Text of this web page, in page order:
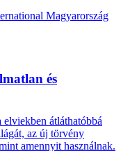
Magyarország
és
elviekben átláthatóbbá
az új törvény
amennyit használnak.